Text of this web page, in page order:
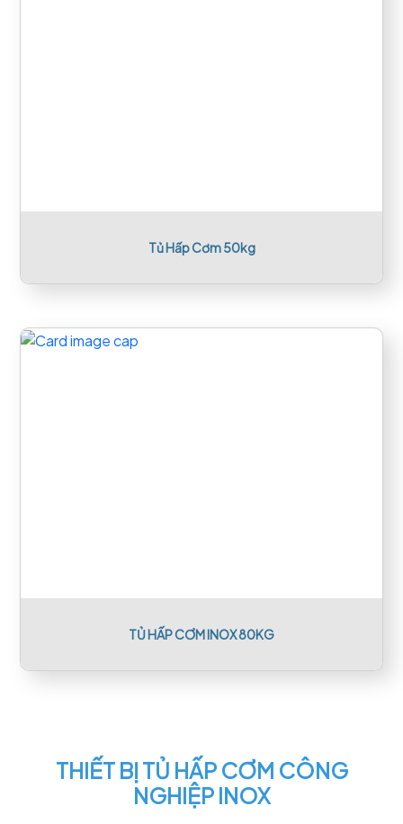
Tủ Hấp Cơm 50kg
TỦ HẤP CƠM INOX 80KG
THIẾT BỊ TỦ HẤP CƠM CÔNG
NGHIỆP INOX